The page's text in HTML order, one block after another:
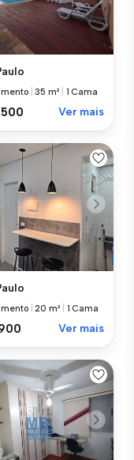
|35 m² 1 Cama
Ver mais
|20 m² 1 Cama
Ver mais